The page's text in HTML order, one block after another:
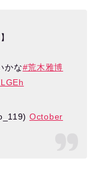
かな#荒木雅博
October